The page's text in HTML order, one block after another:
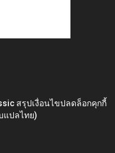
สรุปเงื่อนไขปลดล็อกคุกกี้
แปลไทย)